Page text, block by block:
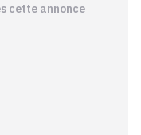
cette annonce